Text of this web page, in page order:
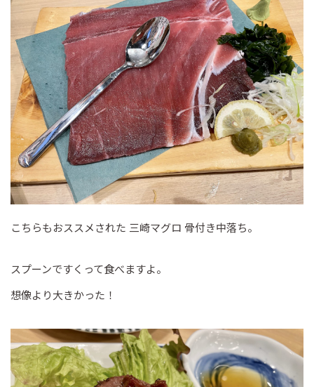
こちらもおススメされた 三崎マグロ 骨付き中落ち。
スプーンですくって食べますよ。
想像より大きかった！